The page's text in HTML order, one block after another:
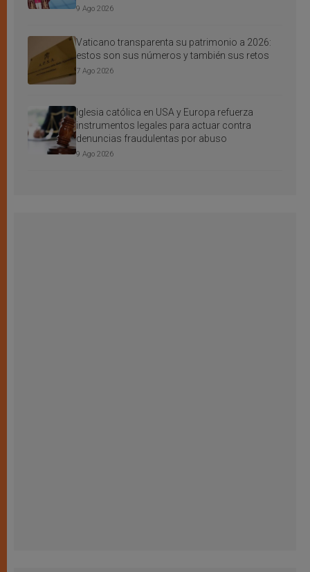
9 Ago 2026
Vaticano transparenta su patrimonio a 2026:
estos son sus números y también sus retos
7 Ago 2026
Iglesia católica en USA y Europa refuerza
instrumentos legales para actuar contra
denuncias fraudulentas por abuso
9 Ago 2026